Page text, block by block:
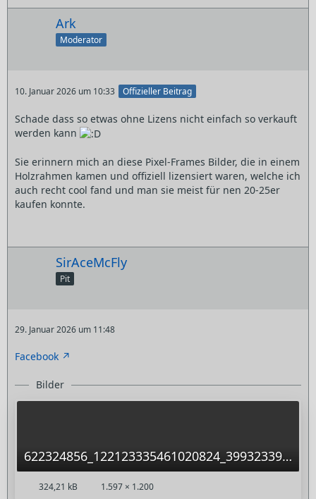
Ark
Moderator
10. Januar 2026 um 10:33 Offizieller Beitrag
Schade dass so etwas ohne Lizens nicht einfach so verkauft
werden kann
Sie erinnern mich an diese Pixel-Frames Bilder, die in einem
Holzrahmen kamen und offiziell lizensiert waren, welche ich
auch recht cool fand und man sie meist für nen 20-25er
kaufen konnte.
SirAceMcFly
Pit
29. Januar 2026 um 11:48
Facebook
Bilder
622324856_122123335461020824_399323392931882978_n.jpg
324,21 kB 1.597 × 1.200